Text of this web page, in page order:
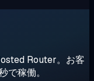
Router。お客
で稼働。